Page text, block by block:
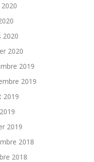
2020
2020
2019
2019
2019
2019
2018
2018